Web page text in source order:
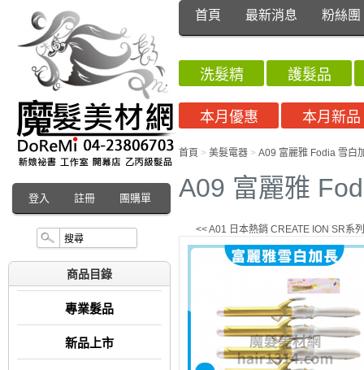
登入 註冊 團購單
首頁 最新消息 粉絲團
商品目錄
專業髮品
新品上市
洗髮精
護髮品
本月優惠
本月新品
首頁 > 美髮電器 > A09 富麗雅 Fodia 雪白
A09 富麗雅
<< A01 日本熱銷 CREATE ION SR系